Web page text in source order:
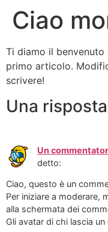
Ciao
Ti diamo il benvenuto
primo articolo.
scrivere!
Una risposta
Un
detto:
Ciao, questo è un
Per iniziare a moderare,
alla schermata dei
Gli avatar di chi lascia